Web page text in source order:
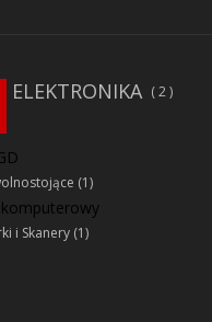
2
ELEKTRONIKA
(1)
i Skanery(1)